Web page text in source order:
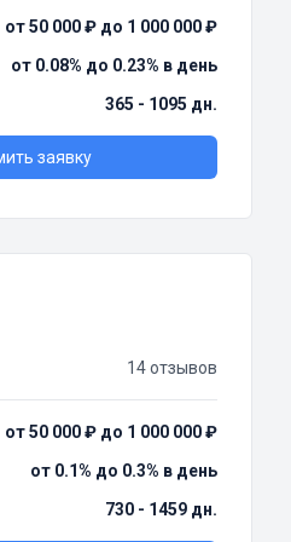
от 50 000 ₽ до 1 000 000 ₽
от 0.08% до 0.23% в день
365 - 1095 дн.
заявку
14 отзывов
от 50 000 ₽ до 1 000 000 ₽
от 0.1% до 0.3% в день
730 - 1459 дн.